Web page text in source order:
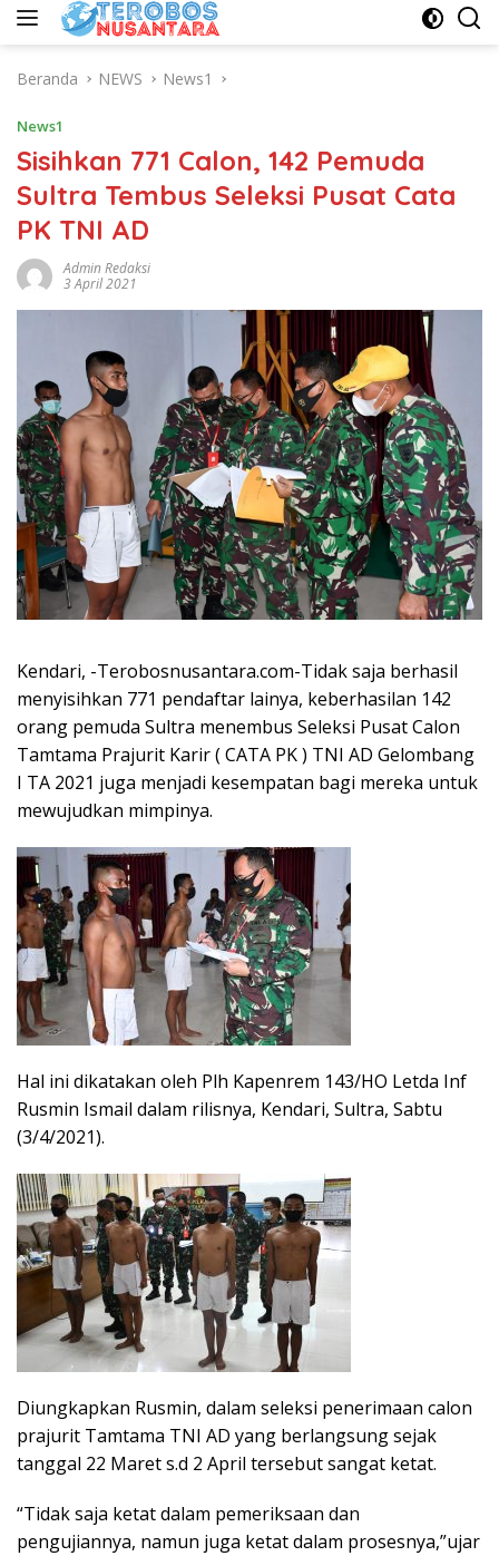
Beranda NEWS News1
News1
Sisihkan 771 Calon, 142 Pemuda
Sultra Tembus Seleksi Pusat Cata
PK TNI AD
Admin Redaksi
3 April 2021
Kendari, -Terobosnusantara.com-Tidak saja berhasil
menyisihkan 771 pendaftar lainya, keberhasilan 142
orang pemuda Sultra menembus Seleksi Pusat Calon
Tamtama Prajurit Karir ( CATA PK ) TNI AD Gelombang
I TA 2021 juga menjadi kesempatan bagi mereka untuk
mewujudkan mimpinya.
Hal ini dikatakan oleh Plh Kapenrem 143/HO Letda Inf
Rusmin Ismail dalam rilisnya, Kendari, Sultra, Sabtu
(3/4/2021).
Diungkapkan Rusmin, dalam seleksi penerimaan calon
prajurit Tamtama TNI AD yang berlangsung sejak
tanggal 22 Maret s.d 2 April tersebut sangat ketat.
“Tidak saja ketat dalam pemeriksaan dan
pengujiannya, namun juga ketat dalam prosesnya,”ujar